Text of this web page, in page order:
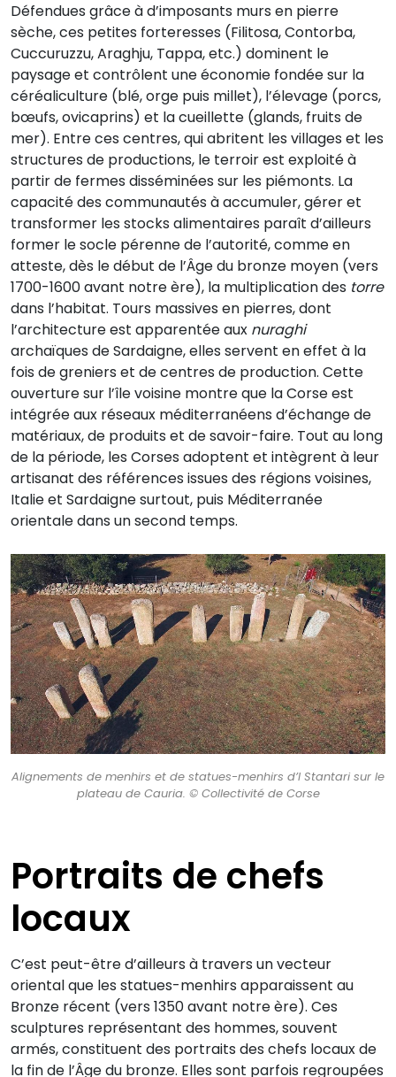
Défendues grâce à d’imposants murs en pierre
sèche, ces petites forteresses (Filitosa, Contorba,
Cuccuruzzu, Araghju, Tappa, etc.) dominent le
paysage et contrôlent une économie fondée sur la
céréaliculture (blé, orge puis millet), l’élevage (porcs,
bœufs, ovicaprins) et la cueillette (glands, fruits de
mer). Entre ces centres, qui abritent les villages et les
structures de productions, le terroir est exploité à
partir de fermes disséminées sur les piémonts. La
capacité des communautés à accumuler, gérer et
transformer les stocks alimentaires paraît d’ailleurs
former le socle pérenne de l’autorité, comme en
atteste, dès le début de l’Âge du bronze moyen (vers
1700-1600 avant notre ère), la multiplication des torre
dans l’habitat. Tours massives en pierres, dont
l’architecture est apparentée aux nuraghi
archaïques de Sardaigne, elles servent en effet à la
fois de greniers et de centres de production. Cette
ouverture sur l’île voisine montre que la Corse est
intégrée aux réseaux méditerranéens d’échange de
matériaux, de produits et de savoir-faire. Tout au long
de la période, les Corses adoptent et intègrent à leur
artisanat des références issues des régions voisines,
Italie et Sardaigne surtout, puis Méditerranée
orientale dans un second temps.
Alignements de menhirs et de statues-menhirs d’I Stantari sur le
plateau de Cauria. © Collectivité de Corse
Portraits de chefs
locaux
C’est peut-être d’ailleurs à travers un vecteur
oriental que les statues-menhirs apparaissent au
Bronze récent (vers 1350 avant notre ère). Ces
sculptures représentant des hommes, souvent
armés, constituent des portraits des chefs locaux de
la fin de l’Âge du bronze. Elles sont parfois regroupées